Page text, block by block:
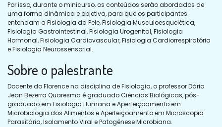
Por isso, durante o minicurso, os conteúdos serão abordados de
uma forma dinâmica e objetiva, para que os participantes
entendam a Fisiologia da Pele, Fisiologia Musculoesquelética,
Fisiologia Gastrointestinal, Fisiologia Urogenital, Fisiologia
Hormonal, Fisiologia Cardiovascular, Fisiologia Cardiorrespiratória
e Fisiologia Neurossensorial.
Sobre o palestrante
Docente do Florence na disciplina de Fisiologia, o professor Dário
Jean Bezerra Quaresma é graduado Ciências Biológicas, pós-
graduado em Fisiologia Humana e Aperfeiçoamento em
Microbiologia dos Alimentos e Aperfeiçoamento em Microscopia
Parasitária, Isolamento Viral e Patogênese Microbiana.